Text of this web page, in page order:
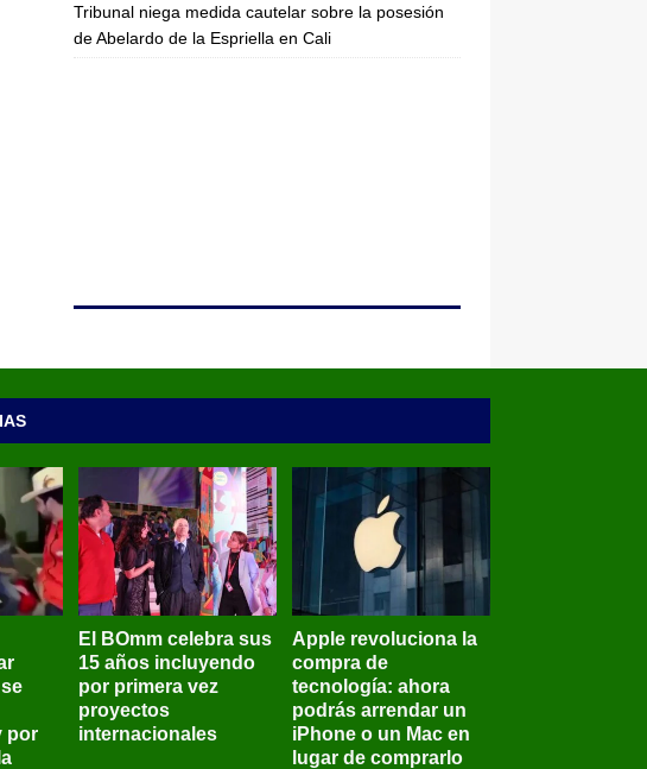
Tribunal niega medida cautelar sobre la posesión
de Abelardo de la Espriella en Cali
por
El BOmm celebra sus
15 años incluyendo
por primera vez
proyectos
internacionales
Apple revoluciona la
compra de
tecnología: ahora
podrás arrendar un
iPhone o un Mac en
lugar de comprarlo